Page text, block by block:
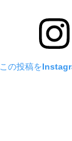
この投稿を